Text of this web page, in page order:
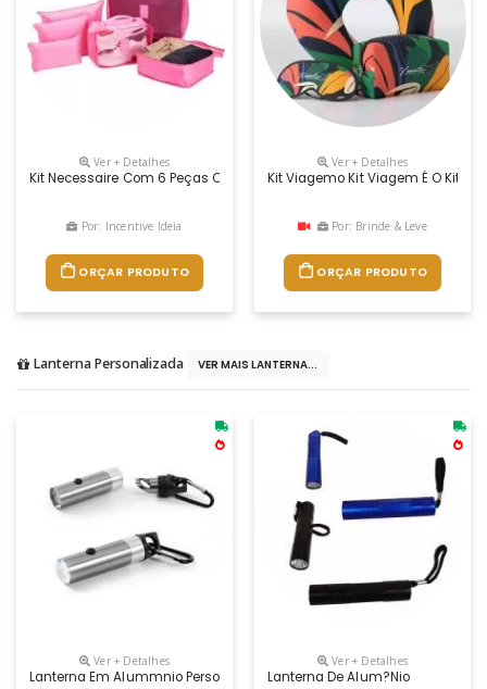
Ver + Detalhes
Kit Necessaire Com 6 Peças Confeccionadas Em Nylon. O Conjunto
Por: Incentive Ideia
ORÇAR PRODUTO
Ver + Detalhes
Kit Viagemo Kit Viagem É O Kit
Por: Brinde & Leve
ORÇAR PRODUTO
Lanterna Personalizada VER MAIS LANTERNA...
Ver + Detalhes
Lanterna Em Alummnio Personalizada
Ver + Detalhes
Lanterna De Alum?nio